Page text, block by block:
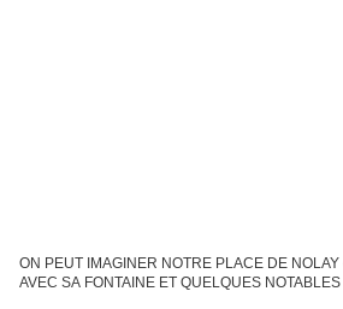
ON PEUT IMAGINER NOTRE PLACE DE
AVEC SA FONTAINE ET QUELQUES